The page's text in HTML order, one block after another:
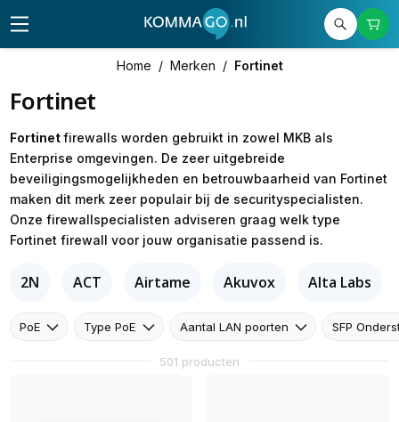
Home / Merken / Fortinet
Fortinet
Fortinetfirewalls worden gebruikt in zowel MKB als
Enterprise omgevingen. De zeer uitgebreide
beveiligingsmogelijkheden en betrouwbaarheid van Fortinet
maken dit merk zeer populair bij de securityspecialisten.
Onze firewallspecialisten adviseren graag welk type
Fortinet firewall voor jouw organisatie passend is.
2N ACT Airtame Akuvox Alta Labs
PoE Type PoE Aantal LAN poorten SFP
501 producten